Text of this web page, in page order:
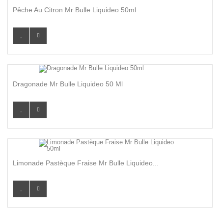
Pêche Au Citron Mr Bulle Liquideo 50ml
Dragonade Mr Bulle Liquideo 50 Ml
Limonade Pastèque Fraise Mr Bulle Liquideo...